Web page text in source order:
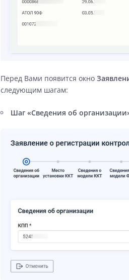
Перед Вами появится окно
следующим шагам:
Шаг «Сведения об